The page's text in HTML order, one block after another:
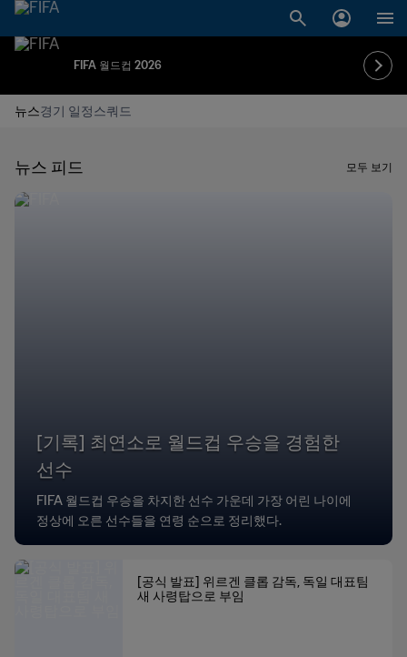
FIFA 월드컵 2026
뉴스경기 일정스쿼드
뉴스 피드 모두 보기
[기록] 최연소로 월드컵 우승을 경험한
선수
FIFA 월드컵 우승을 차지한 선수 가운데 가장 어린 나이에
정상에 오른 선수들을 연령 순으로 정리했다.
[공식 발표] 위르겐 클롭 감독, 독일 대표팀
새 사령탑으로 부임